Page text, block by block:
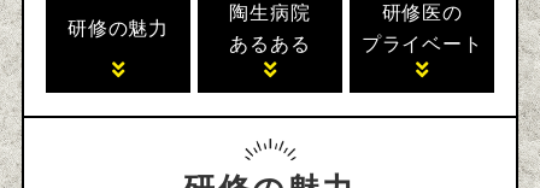
研修の魅力
陶生病院
あるある
研修医の
プライベート